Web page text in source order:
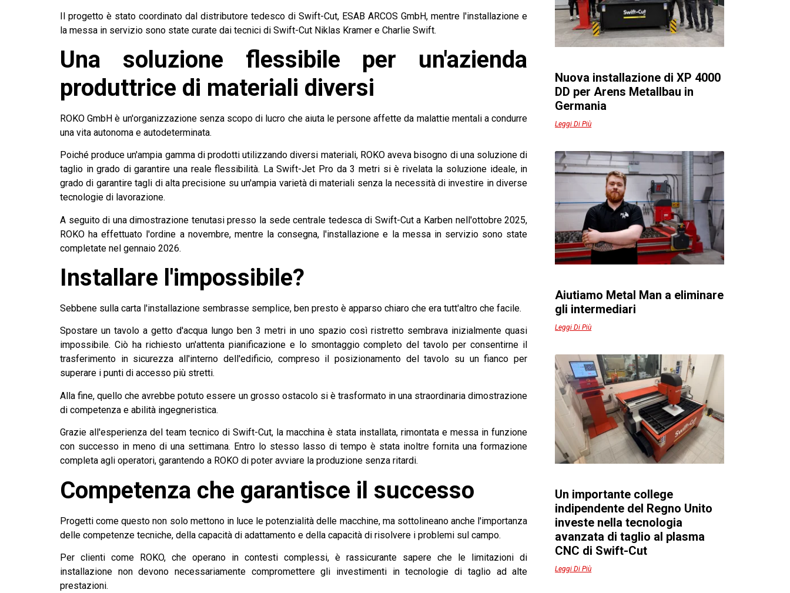
Il progetto è stato coordinato dal distributore tedesco di Swift-Cut, ESAB ARCOS GmbH, mentre l'installazione e
la messa in servizio sono state curate dai tecnici di Swift-Cut Niklas Kramer e Charlie Swift.
Una soluzione flessibile per un'azienda
produttrice di materiali diversi
ROKO GmbH è un'organizzazione senza scopo di lucro che aiuta le persone affette da malattie mentali a condurre
una vita autonoma e autodeterminata.
Poiché produce un'ampia gamma di prodotti utilizzando diversi materiali, ROKO aveva bisogno di una soluzione di
taglio in grado di garantire una reale flessibilità. La Swift-Jet Pro da 3 metri si è rivelata la soluzione ideale, in
grado di garantire tagli di alta precisione su un'ampia varietà di materiali senza la necessità di investire in diverse
tecnologie di lavorazione.
A seguito di una dimostrazione tenutasi presso la sede centrale tedesca di Swift-Cut a Karben nell'ottobre 2025,
ROKO ha effettuato l'ordine a novembre, mentre la consegna, l'installazione e la messa in servizio sono state
completate nel gennaio 2026.
Installare l'impossibile?
Sebbene sulla carta l'installazione sembrasse semplice, ben presto è apparso chiaro che era tutt'altro che facile.
Spostare un tavolo a getto d'acqua lungo ben 3 metri in uno spazio così ristretto sembrava inizialmente quasi
impossibile. Ciò ha richiesto un'attenta pianificazione e lo smontaggio completo del tavolo per consentirne il
trasferimento in sicurezza all'interno dell'edificio, compreso il posizionamento del tavolo su un fianco per
superare i punti di accesso più stretti.
Alla fine, quello che avrebbe potuto essere un grosso ostacolo si è trasformato in una straordinaria dimostrazione
di competenza e abilità ingegneristica.
Grazie all'esperienza del team tecnico di Swift-Cut, la macchina è stata installata, rimontata e messa in funzione
con successo in meno di una settimana. Entro lo stesso lasso di tempo è stata inoltre fornita una formazione
completa agli operatori, garantendo a ROKO di poter avviare la produzione senza ritardi.
Competenza che garantisce il successo
Progetti come questo non solo mettono in luce le potenzialità delle macchine, ma sottolineano anche l'importanza
delle competenze tecniche, della capacità di adattamento e della capacità di risolvere i problemi sul campo.
Per clienti come ROKO, che operano in contesti complessi, è rassicurante sapere che le limitazioni di
installazione non devono necessariamente compromettere gli investimenti in tecnologie di taglio ad alte
prestazioni.
Nuova installazione di XP 4000
DD per Arens Metallbau in
Germania
Leggi Di Più
Aiutiamo Metal Man a eliminare
gli intermediari
Leggi Di Più
Un importante college
indipendente del Regno Unito
investe nella tecnologia
avanzata di taglio al plasma
CNC di Swift-Cut
Leggi Di Più